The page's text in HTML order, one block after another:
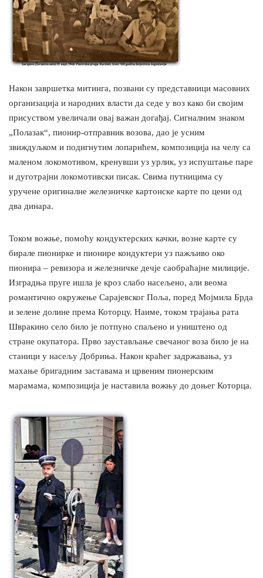
Након завршетка митинга, позвани су представници масовних
организација и народних власти да седе у воз како би својим
присуством увеличали овај важан догађај. Сигналним знаком
„Полазак“, пионир-отправник возова, дао је усним
звиждуљком и подигнутим лопарићем, композиција на челу са
маленом локомотивом, кренувши уз урлик, уз испуштање паре
и дуготрајни локомотивски писак. Свима путницима су
уручене оригиналне железничке картонске карте по цени од
два динара.
Током вожње, помоћу кондуктерских качки, возне карте су
бирале пионирке и пионире кондуктери уз пажљиво око
пионира – ревизора и железничке дечје саобраћајне милиције.
Изградња пруге ишла је кроз слабо насељено, али веома
романтично окружење Сарајевског Поља, поред Мојмила Брда
и зелене долине према Которцу. Наиме, током трајања рата
Шврaкино село било је потпуно спаљено и уништено од
стране окупатора. Прво заустављање свечаног воза било је на
станици у насељу Добриња. Након краћег задржавања, уз
махање бригадним заставама и црвеним пионерским
марамама, композиција је наставила вожњу до доњег Которца.